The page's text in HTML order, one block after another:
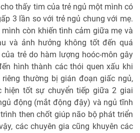
thấy tim của trẻ ngủ một mình có
3 lần so với trẻ ngủ chung với mẹ.
còn khiến tình cảm giữa mẹ và
và ảnh hưởng không tốt đến quá
trẻ do hàm lượng hoóc-môn gây
hình thành các thói quen xấu khi
thường bị gián đoạn giấc ngủ,
hiện tốt sự chuyển tiếp giữa 2 giai
động (mắt động đậy) và ngủ tĩnh
then chốt giúp não bộ phát triển
các chuyên gia cũng khuyên các